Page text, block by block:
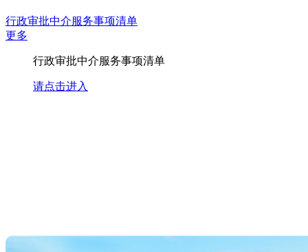
行政审批中介服务事项清单
更多
行政审批中介服务事项清单
请点击进入